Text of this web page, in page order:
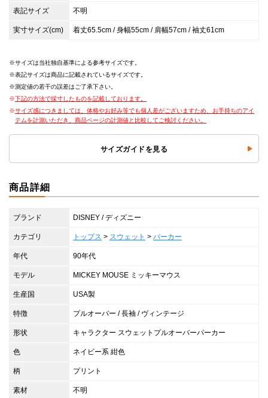
表記サイズ 不明
実寸サイズ(cm) 着丈65.5cm / 身幅55cm / 肩幅57cm / 袖丈61cm
サイズは当社独自基準による参考サイズです。
表記サイズは商品に記載されているサイズです。
測定値の若干の誤差はご了承下さい。
下記の方法で採寸したものを記載しております。
サイズ感につきましては、体格やお好み等でも個人差がございますため、お手持ちのアイ
テムを計測いただき、商品ページの計測値と比較してご検討ください。
サイズガイドを見る
商品詳細
ブランド DISNEY / ディズニー
カテゴリ トップス > スウェット > パーカー
年代 90年代
モデル MICKEY MOUSE ミッキーマウス
生産国 USA製
特徴 プルオーバー / 長袖 / ヴィンテージ
形状 キャラクター スウェットプルオーバーパーカー
色 ネイビー系 紺色
柄 プリント
素材 不明